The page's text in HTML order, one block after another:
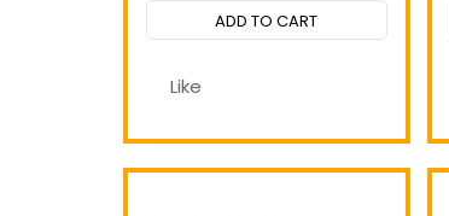
of
5
ADD TO CART
Like